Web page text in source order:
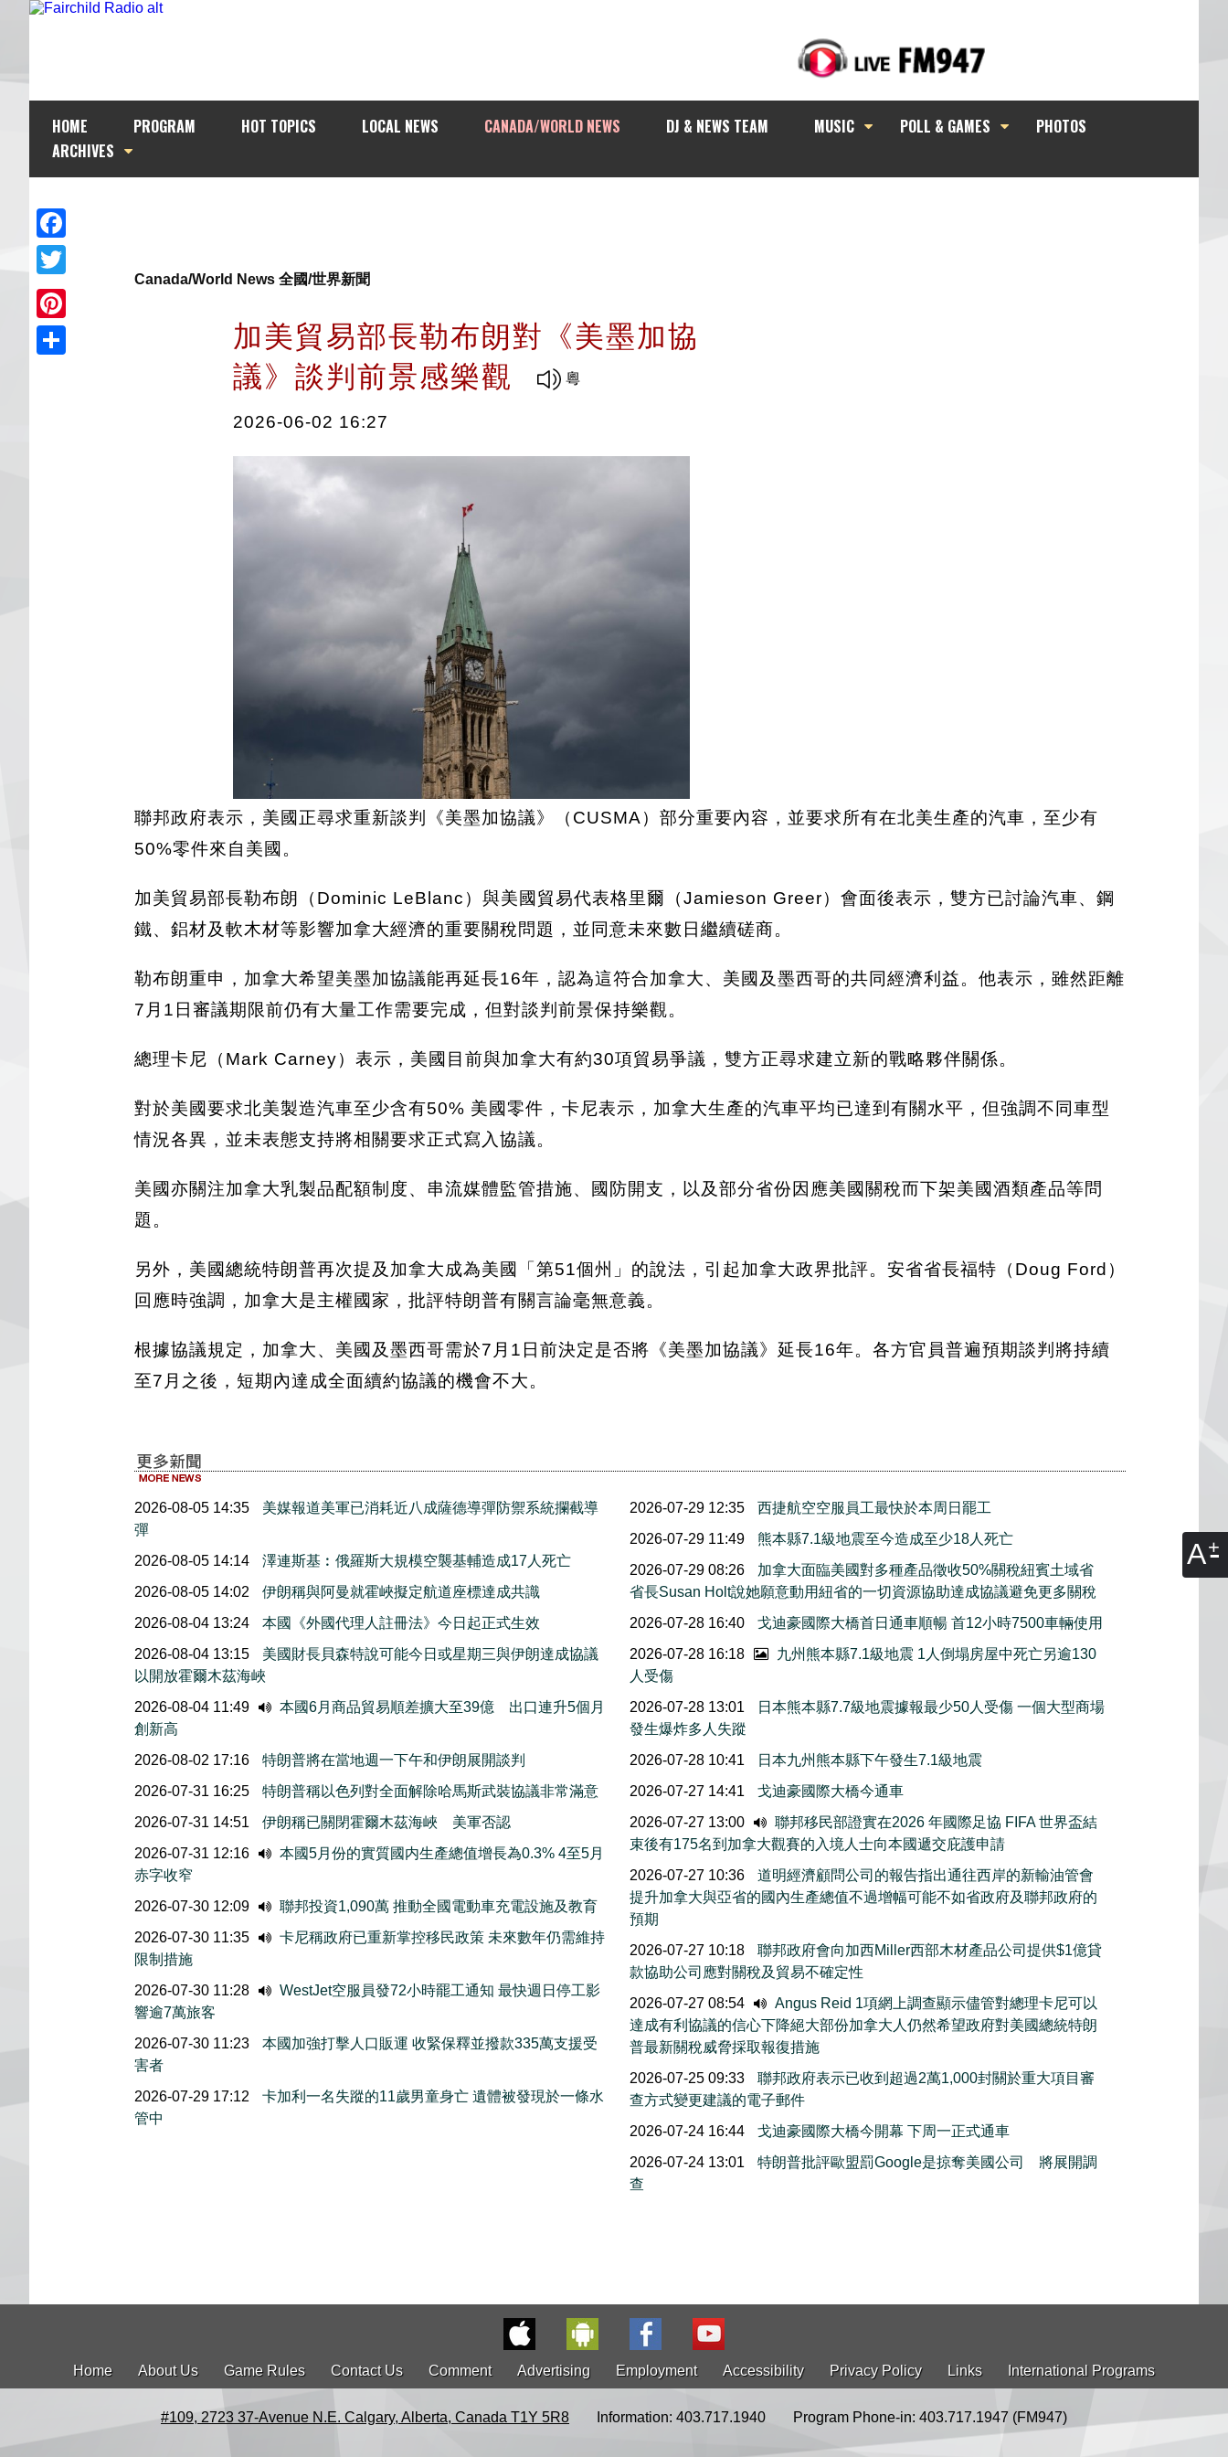
A
HOME PROGRAM HOT TOPICS LOCAL NEWS CANADA/WORLD NEWS DJ & NEWS TEAM MUSIC POLL & GAMES
PHOTOS
ARCHIVES
Facebook
Twitter
Pinterest
Canada/World News 全國/世界新聞
加美貿易部長勒布朗對《美墨加協
議》談判前景感樂觀
2026-06-02 16:27
聯邦政府表示，美國正尋求重新談判《美墨加協議》（CUSMA）部分重要內容，並要求所有在北美生產的汽車，至少有
50%零件來自美國。
加美貿易部長勒布朗（Dominic LeBlanc）與美國貿易代表格里爾（Jamieson Greer）會面後表示，雙方已討論汽車、鋼
鐵、鋁材及軟木材等影響加拿大經濟的重要關稅問題，並同意未來數日繼續磋商。
勒布朗重申，加拿大希望美墨加協議能再延長16年，認為這符合加拿大、美國及墨西哥的共同經濟利益。他表示，雖然距離
7月1日審議期限前仍有大量工作需要完成，但對談判前景保持樂觀。
總理卡尼（Mark Carney）表示，美國目前與加拿大有約30項貿易爭議，雙方正尋求建立新的戰略夥伴關係。
對於美國要求北美製造汽車至少含有50% 美國零件，卡尼表示，加拿大生產的汽車平均已達到有關水平，但強調不同車型
情況各異，並未表態支持將相關要求正式寫入協議。
美國亦關注加拿大乳製品配額制度、串流媒體監管措施、國防開支，以及部分省份因應美國關稅而下架美國酒類產品等問
題。
另外，美國總統特朗普再次提及加拿大成為美國「第51個州」的說法，引起加拿大政界批評。安省省長福特（Doug Ford）
回應時強調，加拿大是主權國家，批評特朗普有關言論毫無意義。
根據協議規定，加拿大、美國及墨西哥需於7月1日前決定是否將《美墨加協議》延長16年。各方官員普遍預期談判將持續
至7月之後，短期內達成全面續約協議的機會不大。
2026-08-05 14:35
美媒報道美軍已消耗近八成薩德導彈防禦系統攔截導
彈
2026-08-05 14:14
澤連斯基︰俄羅斯大規模空襲基輔造成17人死亡
2026-08-05 14:02
伊朗稱與阿曼就霍峽擬定航道座標達成共識
2026-08-04 13:24
本國《外國代理人註冊法》今日起正式生效
2026-08-04 13:15
美國財長貝森特說可能今日或星期三與伊朗達成協議
以開放霍爾木茲海峽
2026-08-04 11:49
本國6月商品貿易順差擴大至39億 出口連升5個月
創新高
2026-08-02 17:16
特朗普將在當地週一下午和伊朗展開談判
2026-07-31 16:25
特朗普稱以色列對全面解除哈馬斯武裝協議非常滿意
2026-07-31 14:51
伊朗稱已關閉霍爾木茲海峽 美軍否認
2026-07-31 12:16
本國5月份的實質國内生產總值增長為0.3% 4至5月
赤字收窄
2026-07-30 12:09
聯邦投資1,090萬 推動全國電動車充電設施及教育
2026-07-30 11:35
卡尼稱政府已重新掌控移民政策 未來數年仍需維持
限制措施
2026-07-30 11:28
WestJet空服員發72小時罷工通知 最快週日停工影
響逾7萬旅客
2026-07-30 11:23
本國加強打擊人口販運 收緊保釋並撥款335萬支援受
害者
2026-07-29 17:12
卡加利一名失蹤的11歲男童身亡 遺體被發現於一條水
管中
2026-07-29 12:35
西捷航空空服員工最快於本周日罷工
2026-07-29 11:49
熊本縣7.1級地震至今造成至少18人死亡
2026-07-29 08:26
加拿大面臨美國對多種產品徵收50%關稅紐賓土域省
省長Susan Holt說她願意動用紐省的一切資源協助達成協議避免更多關稅
2026-07-28 16:40
戈迪豪國際大橋首日通車順暢 首12小時7500車輛使用
2026-07-28 16:18
九州熊本縣7.1級地震 1人倒塌房屋中死亡另逾130
人受傷
2026-07-28 13:01
日本熊本縣7.7級地震據報最少50人受傷 一個大型商場
發生爆炸多人失蹤
2026-07-28 10:41
日本九州熊本縣下午發生7.1級地震
2026-07-27 14:41
戈迪豪國際大橋今通車
2026-07-27 13:00
聯邦移民部證實在2026 年國際足協 FIFA 世界盃結
束後有175名到加拿大觀賽的入境人士向本國遞交庇護申請
2026-07-27 10:36
道明經濟顧問公司的報告指出通往西岸的新輸油管會
提升加拿大與亞省的國內生產總值不過增幅可能不如省政府及聯邦政府的
預期
2026-07-27 10:18
聯邦政府會向加西Miller西部木材產品公司提供$1億貸
款協助公司應對關稅及貿易不確定性
2026-07-27 08:54
Angus Reid 1項網上調查顯示儘管對總理卡尼可以
達成有利協議的信心下降絕大部份加拿大人仍然希望政府對美國總統特朗
普最新關稅威脅採取報復措施
2026-07-25 09:33
聯邦政府表示已收到超過2萬1,000封關於重大項目審
查方式變更建議的電子郵件
2026-07-24 16:44
戈迪豪國際大橋今開幕 下周一正式通車
2026-07-24 13:01
特朗普批評歐盟罰Google是掠奪美國公司 將展開調
查
Home About Us Game Rules Contact Us Comment Advertising Employment Accessibility Privacy Policy Links International Programs
#109, 2723 37-Avenue N.E. Calgary, Alberta, Canada T1Y 5R8 Information: 403.717.1940 Program Phone-in: 403.717.1947 (FM947)